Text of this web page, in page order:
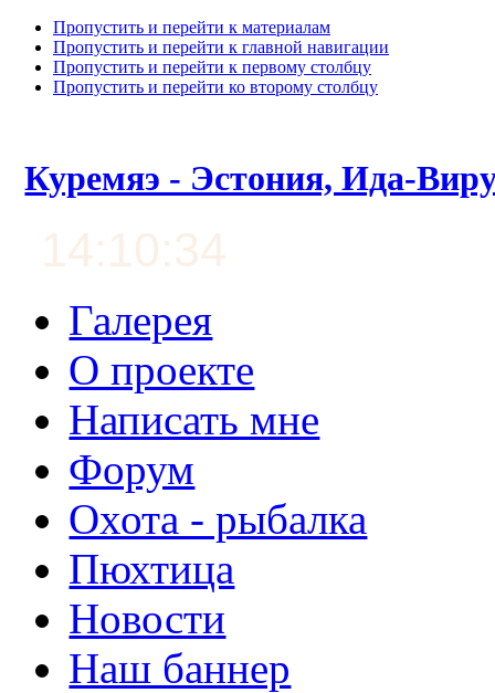
Пропустить и перейти к материалам
Пропустить и перейти к главной навигации
Пропустить и перейти к первому столбцу
Пропустить и перейти ко второму столбцу
Куремяэ - Эстония, Ида-
14:10:35
Галерея
О проекте
Написать мне
Форум
Охота - рыбалка
Пюхтица
Новости
Наш баннер